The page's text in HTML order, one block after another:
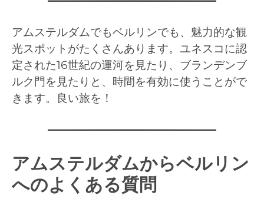
アムステルダムでもベルリンでも、魅力的な観
光スポットがたくさんあります。ユネスコに認
定された16世紀の運河を見たり、ブランデンブ
ルク門を見たりと、時間を有効に使うことがで
きます。良い旅を！
アムステルダムからベルリン
へのよくある質問